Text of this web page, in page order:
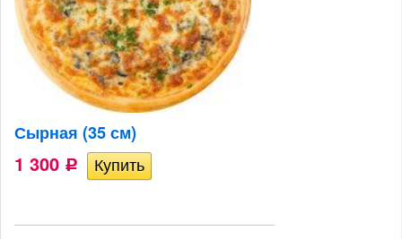
Сырная (35 см)
1 300 Р